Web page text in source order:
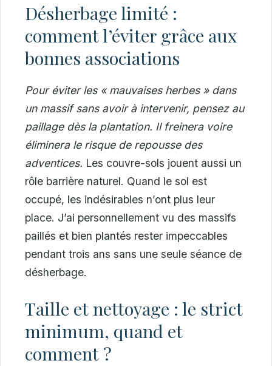
Désherbage limité :
comment l’éviter grâce aux
bonnes associations
Pour éviter les « mauvaises herbes » dans
un massif sans avoir à intervenir, pensez au
paillage dès la plantation. Il freinera voire
éliminera le risque de repousse des
adventices. Les couvre-sols jouent aussi un
rôle barrière naturel. Quand le sol est
occupé, les indésirables n’ont plus leur
place. J’ai personnellement vu des massifs
paillés et bien plantés rester impeccables
pendant trois ans sans une seule séance de
désherbage.
Taille et nettoyage : le strict
minimum, quand et
comment ?